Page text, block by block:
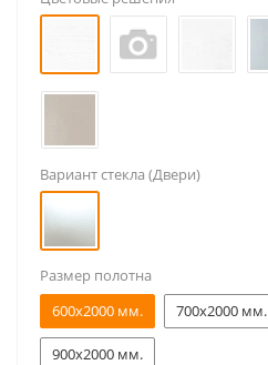
Вариант стекла (Двери)
Размер полотна
600x2000 мм.
700x2000 мм.
900x2000 мм.